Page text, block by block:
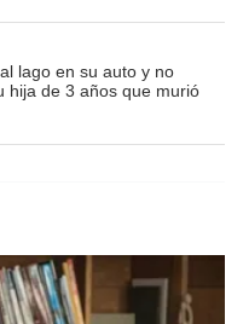
lago en su auto y no
hija de 3 años que murió